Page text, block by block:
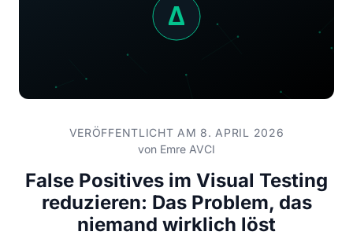
VERÖFFENTLICHT AM 8. APRIL 2026
von Emre AVCI
False Positives im Visual Testing
reduzieren: Das Problem, das
niemand wirklich löst